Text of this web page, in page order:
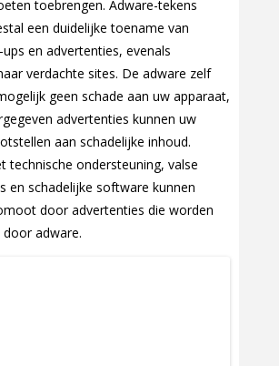
toebrengen. Adware-tekens
een duidelijke toename van
en advertenties, evenals
verdachte sites. De adware zelf
geen schade aan uw apparaat,
advertenties kunnen uw
aan schadelijke inhoud.
technische ondersteuning, valse
en schadelijke software kunnen
door advertenties die worden
adware.